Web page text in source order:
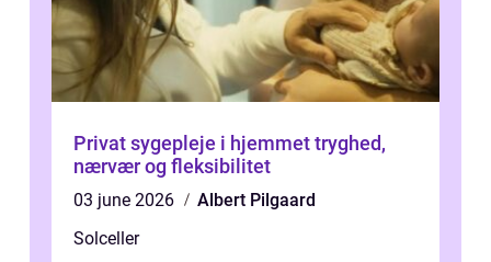
Privat sygepleje i hjemmet tryghed,
nærvær og fleksibilitet
03 june 2026
Albert Pilgaard
Solceller